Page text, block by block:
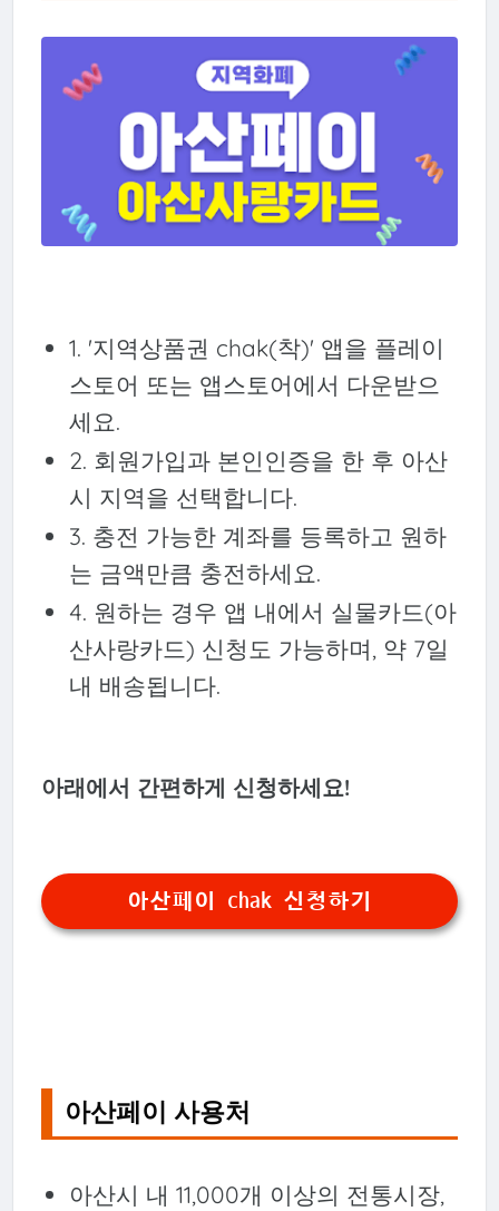
1. '지역상품권 chak(착)' 앱을 플레이
스토어 또는 앱스토어에서 다운받으
세요.
2. 회원가입과 본인인증을 한 후 아산
시 지역을 선택합니다.
3. 충전 가능한 계좌를 등록하고 원하
는 금액만큼 충전하세요.
4. 원하는 경우 앱 내에서 실물카드(아
산사랑카드) 신청도 가능하며, 약 7일
내 배송됩니다.
아래에서 간편하게 신청하세요!
아산페이 chak 신청하기
아산페이 사용처
아산시 내 11,000개 이상의 전통시장,